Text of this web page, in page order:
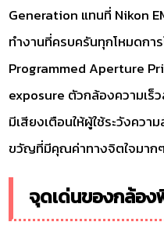
Generation แทนที่ Nikon
ทำงานที่ครบครันทุกโหมดกา
Programmed Aperture
exposure ตัวกล้องความเร็
มีเสียงเตือนให้ผู้ใช้ระวังควา
ขวัญที่มีคุณค่าทางจิตใจมากๆ
จุดเด่นของกล้อง